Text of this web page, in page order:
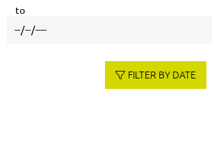
to
FILTER BY DATE